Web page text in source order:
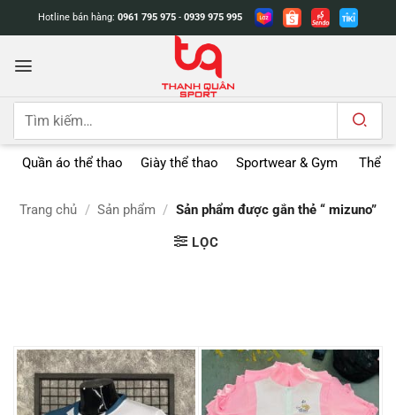
dung
Hotline bán hàng: 0961 795 975 - 0939 975 995
Tìm
Quần áo thể thao Giày thể thao Sportwear & Gym Thể
Trang chủ / Sản phẩm / Sản phẩm được gắn thẻ “ mizuno”
LỌC